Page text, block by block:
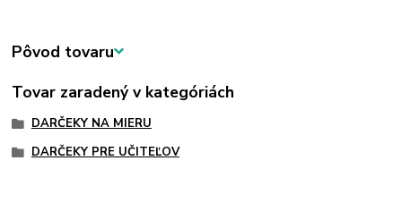
Pôvod tovaru
Tovar zaradený v kategóriách
DARČEKY NA MIERU
DARČEKY PRE UČITEĽOV